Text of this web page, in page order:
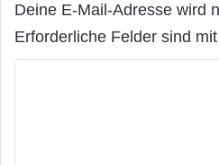
Deine E-Mail-Adresse wird
Erforderliche Felder sind mit